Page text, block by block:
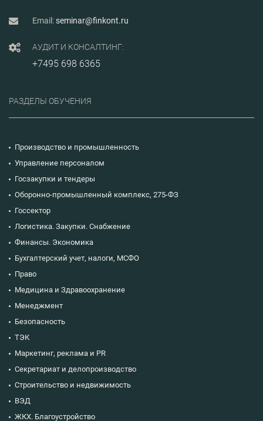
Email:seminar@finkont.ru
АУДИТ И КОНСАЛТИНГ:
+7495 698 6365
РАЗДЕЛЫ ОБУЧЕНИЯ
Производство и промышленность
Управление персоналом
Госзакупки и тендеры
Оборонно-промышленный комплекс, 275-ФЗ
Госсектор
Логистика. Закупки. Снабжение
Финансы. Экономика
Бухгалтерский учет, налоги, МСФО
Право
Медицина и Здравоохранение
Менеджмент
Безопасность
ТЭК
Маркетинг, реклама и PR
Секретариат и делопроизводство
Строительство и недвижимость
ВЭД
ЖКХ. Благоустройство